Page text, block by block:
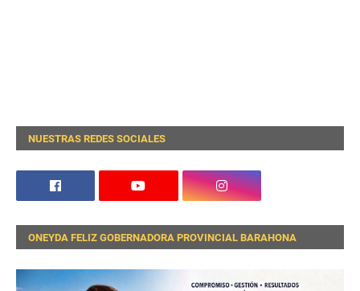
NUESTRAS REDES SOCIALES
ONEYDA FELIZ GOBERNADORA PROVINCIAL BARAHONA